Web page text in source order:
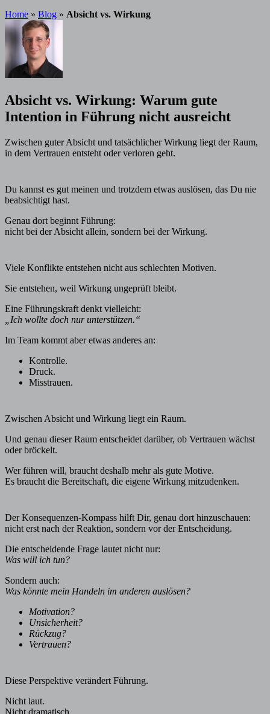
Home » Blog » Absicht vs. Wirkung
Absicht vs. Wirkung: Warum gute
Intention in Führung nicht ausreicht
Zwischen guter Absicht und tatsächlicher Wirkung liegt der Raum,
in dem Vertrauen entsteht oder verloren geht.
Du kannst es gut meinen und trotzdem etwas auslösen, das Du nie
beabsichtigt hast.
Genau dort beginnt Führung:
nicht bei der Absicht allein, sondern bei der Wirkung.
Viele Konflikte entstehen nicht aus schlechten Motiven.
Sie entstehen, weil Wirkung ungeprüft bleibt.
Eine Führungskraft denkt vielleicht:
„Ich wollte doch nur unterstützen.“
Im Team kommt aber etwas anderes an:
Kontrolle.
Druck.
Misstrauen.
Zwischen Absicht und Wirkung liegt ein Raum.
Und genau dieser Raum entscheidet darüber, ob Vertrauen wächst
oder bröckelt.
Wer führen will, braucht deshalb mehr als gute Motive.
Es braucht die Bereitschaft, die eigene Wirkung mitzudenken.
Der Konsequenzen-Kompass hilft Dir, genau dort hinzuschauen:
nicht erst nach der Reaktion, sondern vor der Entscheidung.
Die entscheidende Frage lautet nicht nur:
Was will ich tun?
Sondern auch:
Was könnte mein Handeln im anderen auslösen?
Motivation?
Unsicherheit?
Rückzug?
Vertrauen?
Diese Perspektive verändert Führung.
Nicht laut.
Nicht dramatisch.